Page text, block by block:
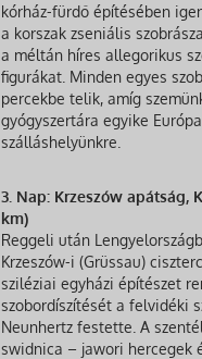
kórház-fürdő építésében
a korszak zseniális
a méltán híres allegorikus
figurákat. Minden egyes
percekbe telik, amíg
gyógyszertára egyike
szálláshelyünkre.
3. Nap: Krzeszów apátság,
km)
Reggeli után
Krzeszów-i (Grüssau)
sziléziai egyházi építészet
szobordíszítését a felvidéki
Neunhertz festette. A
swidnica – jawori hercegek